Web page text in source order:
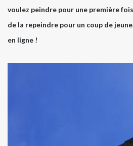
voulez peindre pour une première
de la repeindre pour un coup de
en ligne !